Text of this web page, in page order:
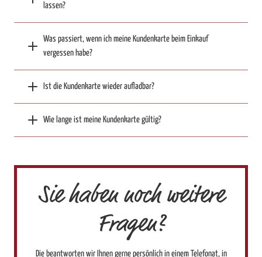
lassen?
Was passiert, wenn ich meine Kundenkarte beim Einkauf
vergessen habe?
Ist die Kundenkarte wieder aufladbar?
Wie lange ist meine Kundenkarte gültig?
Sie haben noch weitere
Fragen?
Die beantworten wir Ihnen gerne persönlich in einem Telefonat, in